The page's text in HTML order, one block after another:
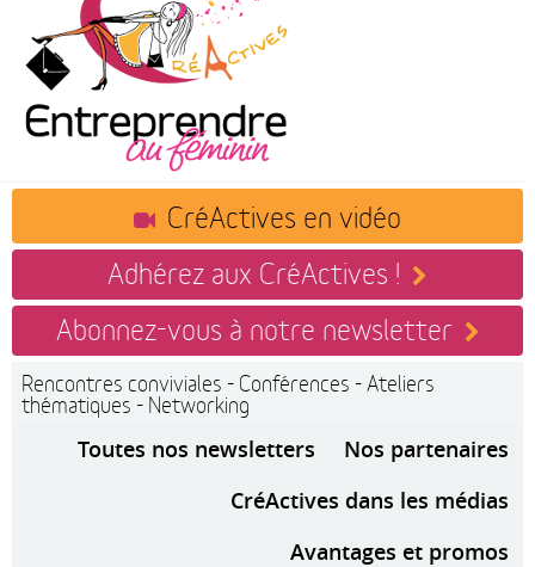
CréActives en vidéo
Adhérez aux CréActives !
Abonnez-vous à notre newsletter
Rencontres conviviales - Conférences - Ateliers
thématiques - Networking
Toutes nos newsletters
Nos partenaires
CréActives dans les médias
Avantages et promos